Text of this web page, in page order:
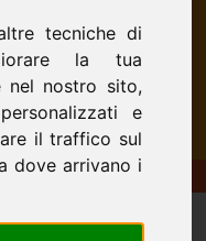
tecniche di
la tua
nel nostro sito,
e
il traffico sul
dove arrivano i
Donà di Piave